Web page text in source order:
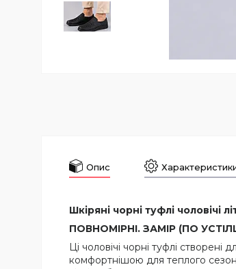
Опис
Шкіряні чорні туфлі чоловічі
ПОВНОМІРНІ. ЗАМІР (ПО
Ці чоловічі чорні туфлі
комфортнішою для теплого